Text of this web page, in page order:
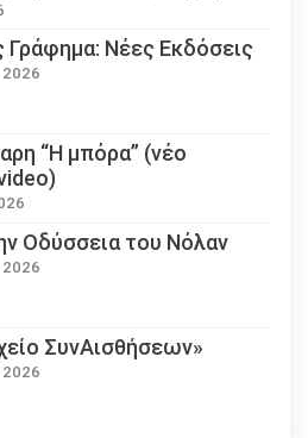
Γράφημα: Νέες Εκδόσεις
“Η μπόρα” (νέο
Οδύσσεια του Νόλαν
ΣυνΑισθήσεων»